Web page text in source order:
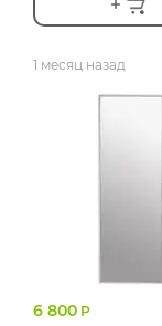
1 месяц назад
6 800 Р